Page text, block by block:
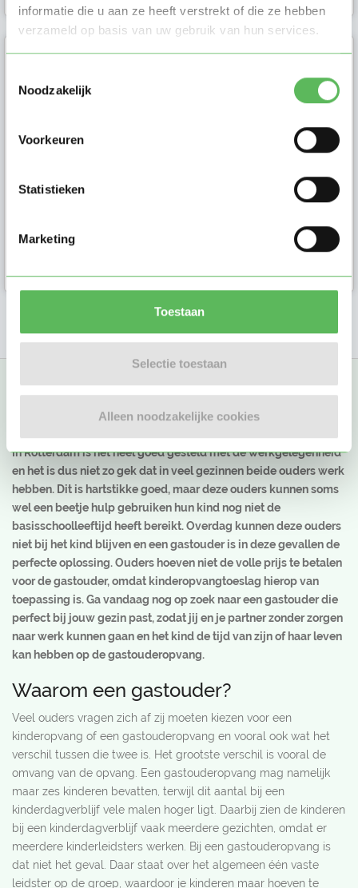
informatie die u aan ze heeft verstrekt of die ze hebben
verzameld op basis van uw gebruik van hun services.
Noodzakelijk
Voorkeuren
Statistieken
Marketing
Toestaan
Selectie toestaan
Alleen noodzakelijke cookies
Gastouder in
Hallo ik ben Fouzia en heb ruim 17
het leuk om met kinderen te k...
1 2
Gastouder Rotterdam
In Rotterdam is het heel goed gesteld met de werkgelegenheid
en het is dus niet zo gek dat in veel gezinnen beide ouders werk
hebben. Dit is hartstikke goed, maar deze ouders kunnen soms
wel een beetje hulp gebruiken hun kind nog niet de
basisschoolleeftijd heeft bereikt. Overdag kunnen deze ouders
niet bij het kind blijven en een gastouder is in deze gevallen de
perfecte oplossing. Ouders hoeven niet de volle prijs te betalen
voor de gastouder, omdat kinderopvangtoeslag hierop van
toepassing is. Ga vandaag nog op zoek naar een gastouder die
perfect bij jouw gezin past, zodat jij en je partner zonder zorgen
naar werk kunnen gaan en het kind de tijd van zijn of haar leven
kan hebben op de gastouderopvang.
Waarom een gastouder?
Veel ouders vragen zich af zij moeten kiezen voor een
kinderopvang of een gastouderopvang en vooral ook wat het
verschil tussen die twee is. Het grootste verschil is vooral de
omvang van de opvang. Een gastouderopvang mag namelijk
maar zes kinderen bevatten, terwijl dit aantal bij een
kinderdagverblijf vele malen hoger ligt. Daarbij zien de kinderen
bij een kinderdagverblijf vaak meerdere gezichten, omdat er
meerdere kinderleidsters werken. Bij een gastouderopvang is
dat niet het geval. Daar staat over het algemeen één vaste
leidster op de groep, waardoor je kinderen maar hoeven te